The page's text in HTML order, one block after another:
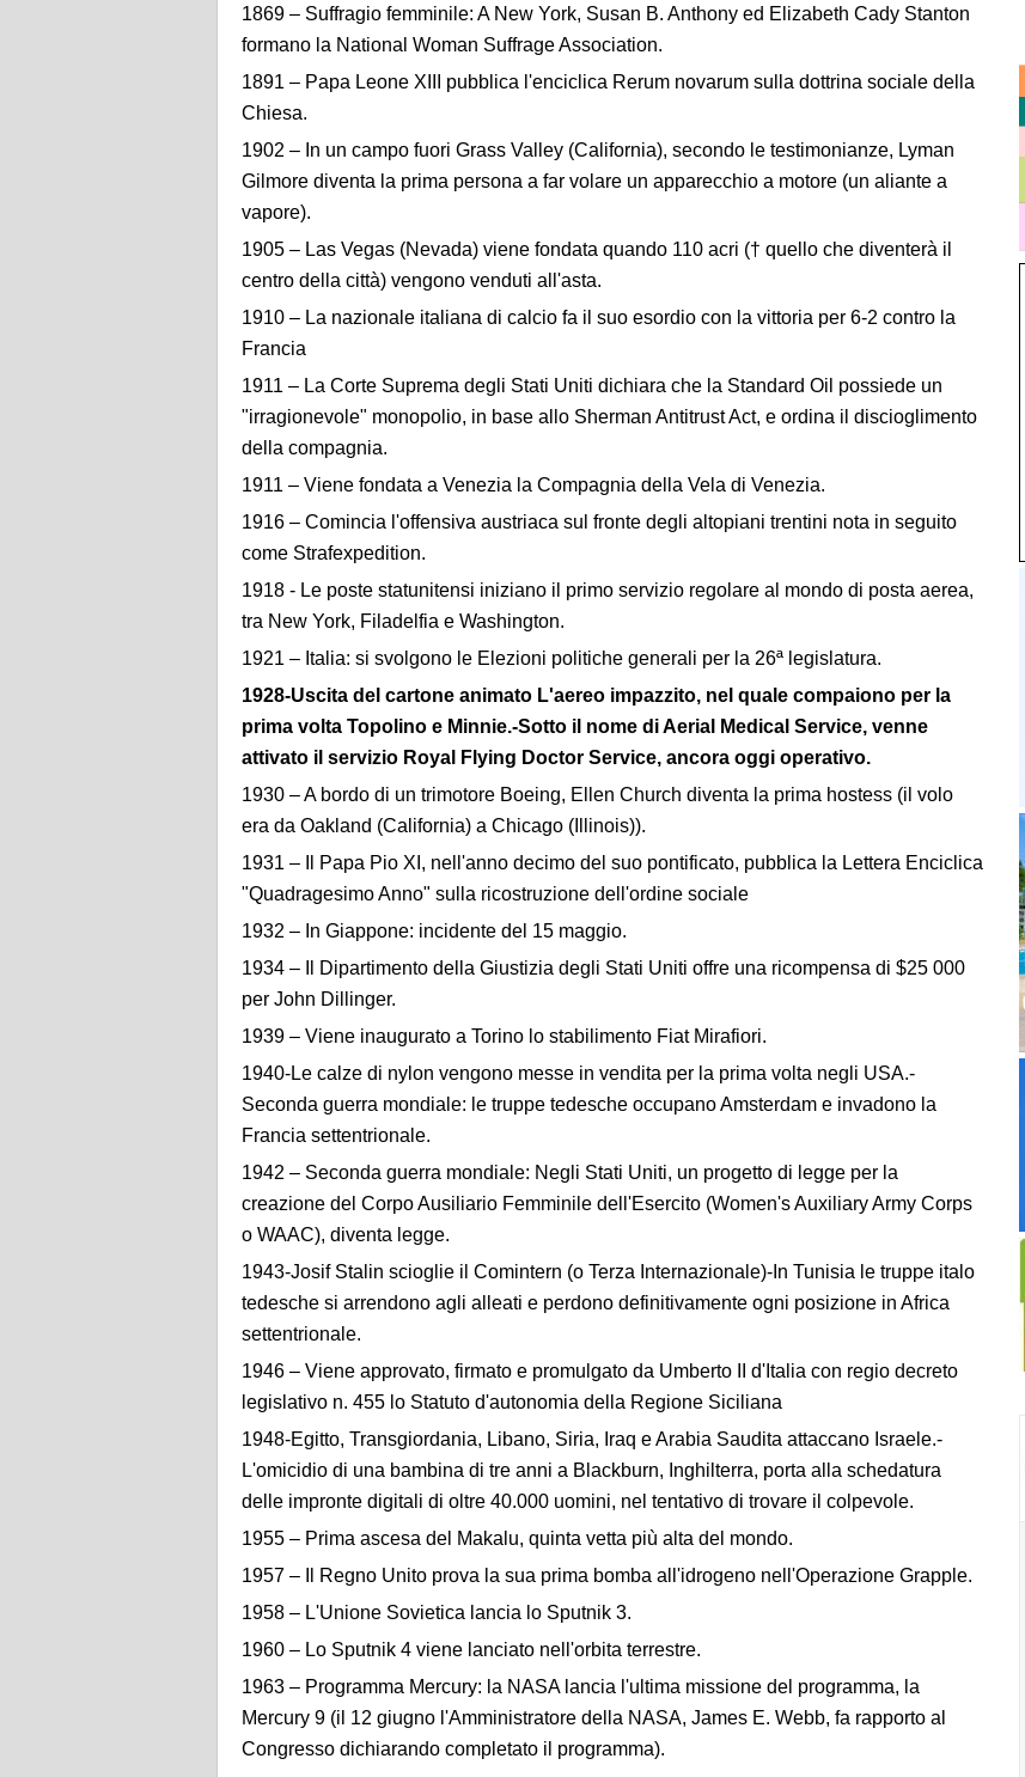
1869 – Suffragio femminile: A New York, Susan B. Anthony ed Elizabeth Cady Stanton
formano la National Woman Suffrage Association.
1891 – Papa Leone XIII pubblica l'enciclica Rerum novarum sulla dottrina sociale della
Chiesa.
1902 – In un campo fuori Grass Valley (California), secondo le testimonianze, Lyman
Gilmore diventa la prima persona a far volare un apparecchio a motore (un aliante a
vapore).
1905 – Las Vegas (Nevada) viene fondata quando 110 acri († quello che diventerà il
centro della città) vengono venduti all'asta.
1910 – La nazionale italiana di calcio fa il suo esordio con la vittoria per 6-2 contro la
Francia
1911 – La Corte Suprema degli Stati Uniti dichiara che la Standard Oil possiede un
"irragionevole" monopolio, in base allo Sherman Antitrust Act, e ordina il discioglimento
della compagnia.
1911 – Viene fondata a Venezia la Compagnia della Vela di Venezia.
1916 – Comincia l'offensiva austriaca sul fronte degli altopiani trentini nota in seguito
come Strafexpedition.
1918 - Le poste statunitensi iniziano il primo servizio regolare al mondo di posta aerea,
tra New York, Filadelfia e Washington.
1921 – Italia: si svolgono le Elezioni politiche generali per la 26ª legislatura.
1928-Uscita del cartone animato L'aereo impazzito, nel quale compaiono per la
prima volta Topolino e Minnie.-Sotto il nome di Aerial Medical Service, venne
attivato il servizio Royal Flying Doctor Service, ancora oggi operativo.
1930 – A bordo di un trimotore Boeing, Ellen Church diventa la prima hostess (il volo
era da Oakland (California) a Chicago (Illinois)).
1931 – Il Papa Pio XI, nell'anno decimo del suo pontificato, pubblica la Lettera Enciclica
"Quadragesimo Anno" sulla ricostruzione dell'ordine sociale
1932 – In Giappone: incidente del 15 maggio.
1934 – Il Dipartimento della Giustizia degli Stati Uniti offre una ricompensa di $25 000
per John Dillinger.
1939 – Viene inaugurato a Torino lo stabilimento Fiat Mirafiori.
1940-Le calze di nylon vengono messe in vendita per la prima volta negli USA.-
Seconda guerra mondiale: le truppe tedesche occupano Amsterdam e invadono la
Francia settentrionale.
1942 – Seconda guerra mondiale: Negli Stati Uniti, un progetto di legge per la
creazione del Corpo Ausiliario Femminile dell'Esercito (Women's Auxiliary Army Corps
o WAAC), diventa legge.
1943-Josif Stalin scioglie il Comintern (o Terza Internazionale)-In Tunisia le truppe italo
tedesche si arrendono agli alleati e perdono definitivamente ogni posizione in Africa
settentrionale.
1946 – Viene approvato, firmato e promulgato da Umberto II d'Italia con regio decreto
legislativo n. 455 lo Statuto d'autonomia della Regione Siciliana
1948-Egitto, Transgiordania, Libano, Siria, Iraq e Arabia Saudita attaccano Israele.-
L'omicidio di una bambina di tre anni a Blackburn, Inghilterra, porta alla schedatura
delle impronte digitali di oltre 40.000 uomini, nel tentativo di trovare il colpevole.
1955 – Prima ascesa del Makalu, quinta vetta più alta del mondo.
1957 – Il Regno Unito prova la sua prima bomba all'idrogeno nell'Operazione Grapple.
1958 – L'Unione Sovietica lancia lo Sputnik 3.
1960 – Lo Sputnik 4 viene lanciato nell'orbita terrestre.
1963 – Programma Mercury: la NASA lancia l'ultima missione del programma, la
Mercury 9 (il 12 giugno l'Amministratore della NASA, James E. Webb, fa rapporto al
Congresso dichiarando completato il programma).